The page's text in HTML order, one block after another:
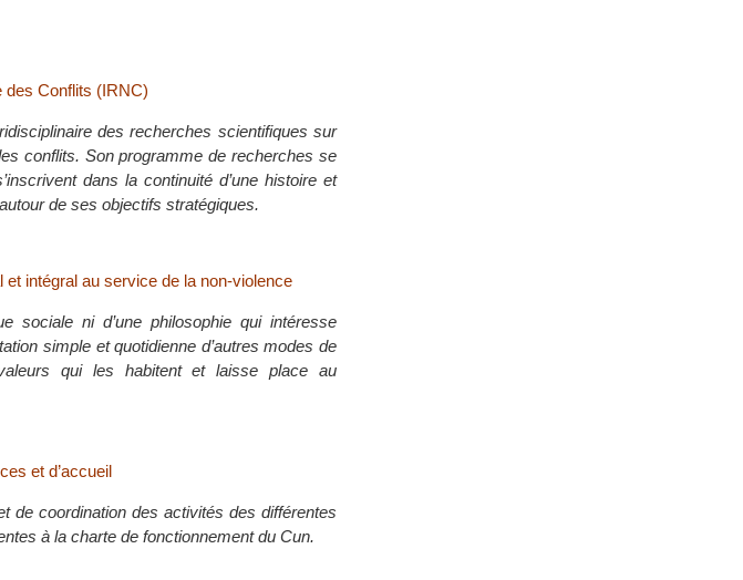
des Conflits (IRNC)
des recherches scientifiques sur
conflits. Son programme de recherches se
dans la continuité d’une histoire et
de ses objectifs stratégiques.
et intégral au service de la non-violence
sociale ni d’une philosophie qui intéresse
simple et quotidienne d’autres modes de
qui les habitent et laisse place au
et d’accueil
de coordination des activités des différentes
à la charte de fonctionnement du Cun.